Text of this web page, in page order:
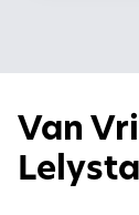
Van